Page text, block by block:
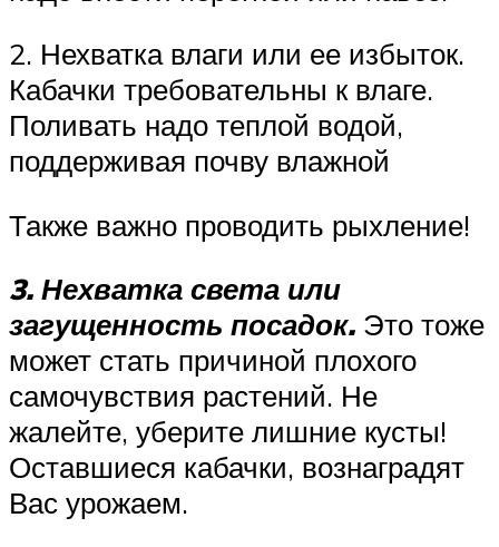
2. Нехватка влаги или ее избыток.
Кабачки требовательны к влаге.
Поливать надо теплой водой,
поддерживая почву влажной
Также важно проводить рыхление!
3. Нехватка света или
загущенность посадок. Это тоже
может стать причиной плохого
самочувствия растений. Не
жалейте, уберите лишние кусты!
Оставшиеся кабачки, вознаградят
Вас урожаем.